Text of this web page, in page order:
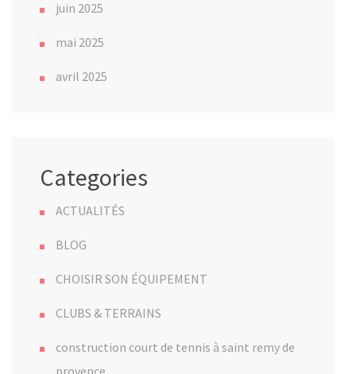
juin 2025
mai 2025
avril 2025
Categories
ACTUALITÉS
BLOG
CHOISIR SON ÉQUIPEMENT
CLUBS & TERRAINS
construction court de tennis à saint remy de